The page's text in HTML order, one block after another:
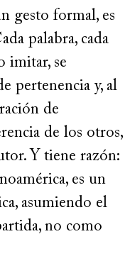
gesto formal, es
palabra, cada
imitar, se
pertenencia y, al
de
de los otros,
Y tiene razón:
es un
asumiendo el
no como